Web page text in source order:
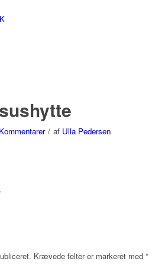
/ af Ulla Pedersen
Krævede felter er markeret med *